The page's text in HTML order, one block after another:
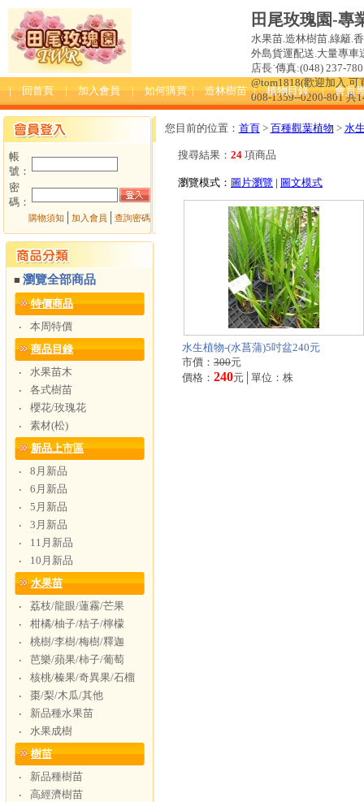
田尾玫瑰園-專
水果苗.造林樹苗.綠籬.
外島貨運配送.大量專車
店長˙傳真:(048) 237-
@tom1818(歡迎加入.
008-1359--0200-801 共
| 回首頁 | 加入會員 | 如何購買 | 造林樹苗 | 植物目錄 | 會員
帳
號：
密
碼：
購物須知 加入會員 查詢密碼
■ 瀏覽全部商品
特價商品
‧
本周特價
商品目錄
‧
水果苗木
‧
各式樹苗
‧
櫻花/玫瑰花
‧
素材(松)
新品上市區
‧
8月新品
‧
6月新品
‧
5月新品
‧
3月新品
‧
11月新品
‧
10月新品
水果苗
‧
荔枝/龍眼/蓮霧/芒果
‧
柑橘/柚子/桔子/檸檬
‧
桃樹/李樹/梅樹/釋迦
‧
芭樂/蘋果/柿子/葡萄
‧
核桃/榛果/奇異果/石榴
‧
棗/梨/木瓜/其他
‧
新品種水果苗
‧
水果成樹
樹苗
‧
新品種樹苗
‧
高經濟樹苗
您目前的位置： 首頁> 百種觀葉植物 > 水
搜尋結果： 24 項商品
瀏覽模式： 圖片瀏覽 | 圖文模式
水生植物-(水菖蒲)5吋盆240元
市價： 300元
價格： 240元│單位：株